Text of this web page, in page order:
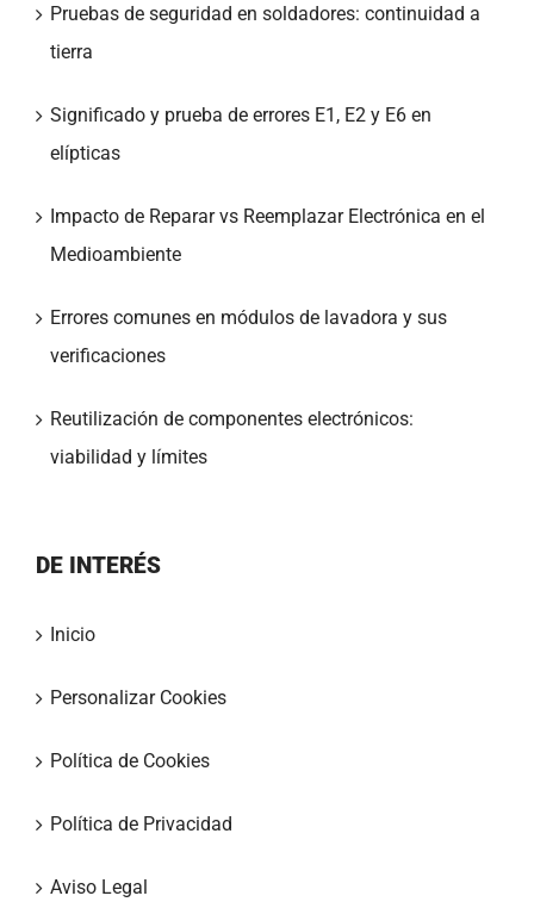
Pruebas de seguridad en soldadores: continuidad a
tierra
Significado y prueba de errores E1, E2 y E6 en
elípticas
Impacto de Reparar vs Reemplazar Electrónica en el
Medioambiente
Errores comunes en módulos de lavadora y sus
verificaciones
Reutilización de componentes electrónicos:
viabilidad y límites
DE INTERÉS
Inicio
Personalizar Cookies
Política de Cookies
Política de Privacidad
Aviso Legal